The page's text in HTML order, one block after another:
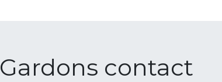
Gardons contact